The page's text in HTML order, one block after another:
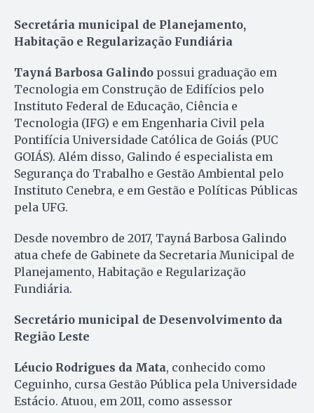
Secretária municipal de Planejamento,
Habitação e Regularização Fundiária
Tayná Barbosa Galindo possui graduação em
Tecnologia em Construção de Edifícios pelo
Instituto Federal de Educação, Ciência e
Tecnologia (IFG) e em Engenharia Civil pela
Pontifícia Universidade Católica de Goiás (PUC
GOIÁS). Além disso, Galindo é especialista em
Segurança do Trabalho e Gestão Ambiental pelo
Instituto Cenebra, e em Gestão e Políticas Públicas
pela UFG.
Desde novembro de 2017, Tayná Barbosa Galindo
atua chefe de Gabinete da Secretaria Municipal de
Planejamento, Habitação e Regularização
Fundiária.
Secretário municipal de Desenvolvimento da
Região Leste
Léucio Rodrigues da Mata, conhecido como
Ceguinho, cursa Gestão Pública pela Universidade
Estácio. Atuou, em 2011, como assessor